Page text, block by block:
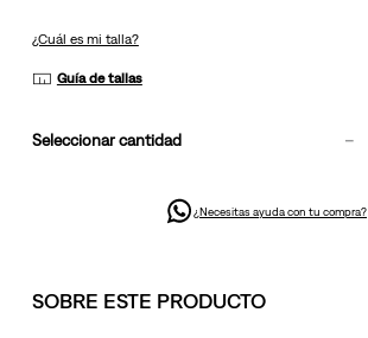
¿Cuál es mi talla?
Guía de tallas
cantidad －
¿Necesitas ayuda con tu compra?
SOBRE ESTE PRODUCTO